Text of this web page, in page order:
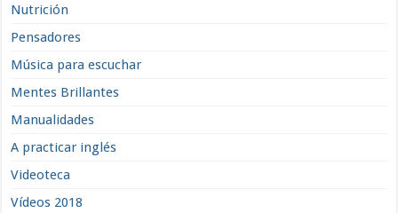
Nutrición
Pensadores
Música para escuchar
Mentes Brillantes
Manualidades
A practicar inglés
Videoteca
Vídeos 2018